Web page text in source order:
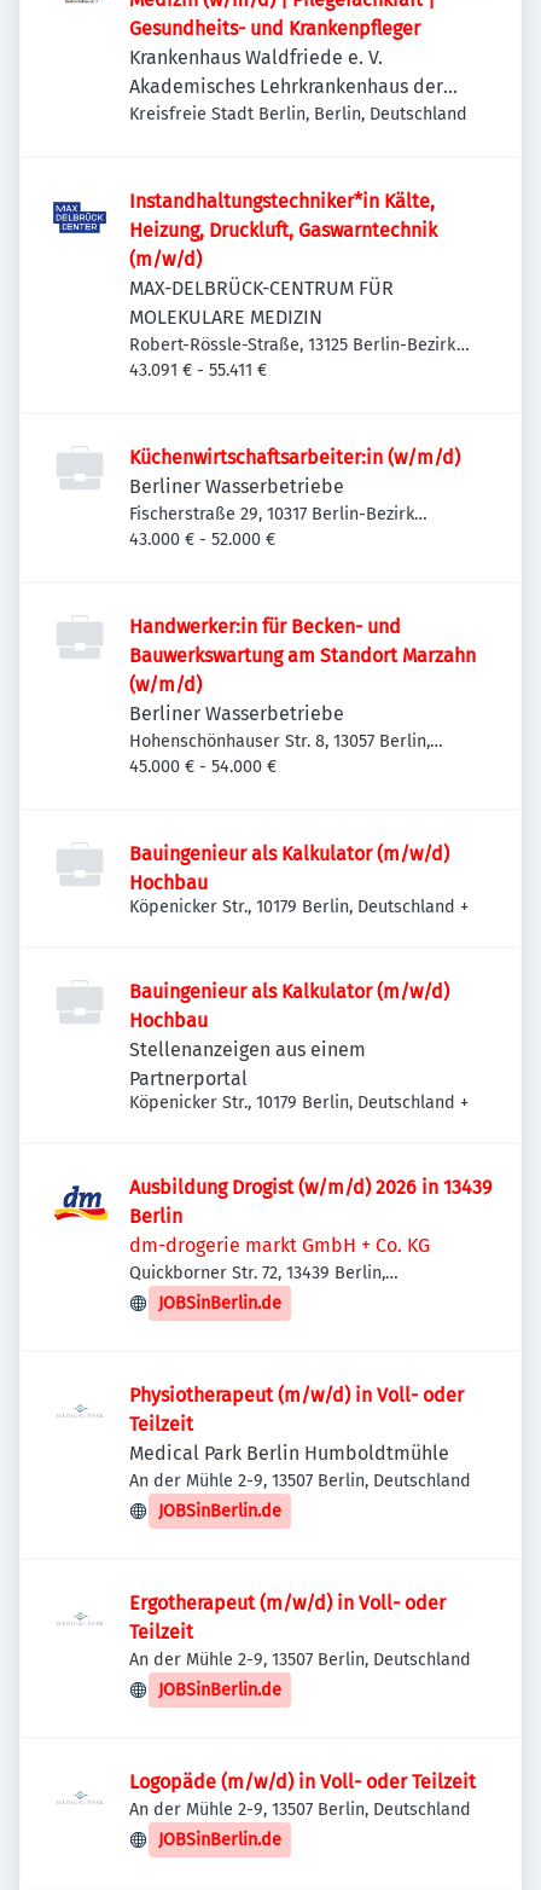
Gesundheits- und Krankenpfleger
Krankenhaus Waldfriede e. V.
Akademisches Lehrkrankenhaus der
Charité
Kreisfreie Stadt Berlin, Berlin, Deutschland
Instandhaltungstechniker*in Kälte,
Heizung, Druckluft, Gaswarntechnik
(m/w/d)
MAX-DELBRÜCK-CENTRUM FÜR
MOLEKULARE MEDIZIN
Robert-Rössle-Straße, 13125 Berlin-Bezirk
Pankow, Deutschland
43.091 € - 55.411 €
Küchenwirtschaftsarbeiter:in (w/m/d)
Berliner Wasserbetriebe
Fischerstraße 29, 10317 Berlin-Bezirk
Lichtenberg, Deutschland
43.000 € - 52.000 €
Handwerker:in für Becken- und
Bauwerkswartung am Standort Marzahn
(w/m/d)
Berliner Wasserbetriebe
Hohenschönhauser Str. 8, 13057 Berlin,
Deutschland
45.000 € - 54.000 €
Bauingenieur als Kalkulator (m/w/d)
Hochbau
Köpenicker Str., 10179 Berlin, Deutschland +
Bauingenieur als Kalkulator (m/w/d)
Hochbau
Stellenanzeigen aus einem
Partnerportal
Köpenicker Str., 10179 Berlin, Deutschland +
Ausbildung Drogist (w/m/d) 2026 in 13439
Berlin
dm-drogerie markt GmbH + Co. KG
Quickborner Str. 72, 13439 Berlin,
Deutschland
JOBSinBerlin.de
Physiotherapeut (m/w/d) in Voll- oder
Teilzeit
Medical Park Berlin Humboldtmühle
An der Mühle 2-9, 13507 Berlin, Deutschland
JOBSinBerlin.de
Ergotherapeut (m/w/d) in Voll- oder
Teilzeit
An der Mühle 2-9, 13507 Berlin, Deutschland
JOBSinBerlin.de
Logopäde (m/w/d) in Voll- oder Teilzeit
An der Mühle 2-9, 13507 Berlin, Deutschland
JOBSinBerlin.de